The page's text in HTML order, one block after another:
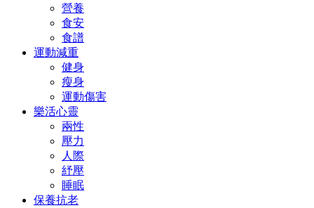
營養
食安
食譜
運動減重
健身
瘦身
運動傷害
樂活心靈
兩性
壓力
人際
紓壓
睡眠
保養抗老